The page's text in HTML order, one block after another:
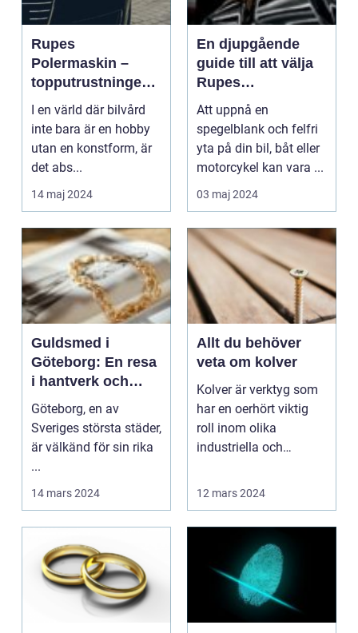
Rupes
Polermaskin –
topputrustningen
för bilvård och
perfektion
I en värld där bilvård
inte bara är en hobby
utan en konstform, är
det abs...
14 maj 2024
En djupgående
guide till att välja
Rupes
polermaskin
Att uppnå en
spegelblank och felfri
yta på din bil, båt eller
motorcykel kan vara ...
03 maj 2024
Guldsmed i
Göteborg: En resa
i hantverk och
ädelmetaller
Göteborg, en av
Sveriges största städer,
är välkänd för sin rika
...
14 mars 2024
Allt du behöver
veta om kolver
Kolver är verktyg som
har en oerhört viktig
roll inom olika
industriella och
12 mars 2024